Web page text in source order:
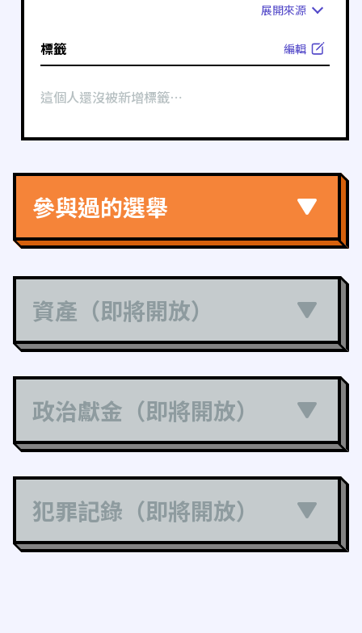
展開來源
標籤 編輯
這個人還沒被新增標籤⋯
參與過的選舉
資產（即將開放）
政治獻金（即將開放）
犯罪記錄（即將開放）